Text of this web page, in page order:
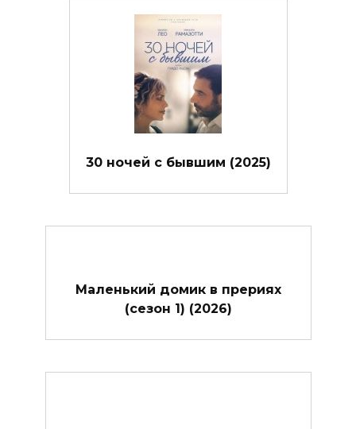
30 ночей с бывшим (2025)
Маленький домик в прериях
(сезон 1) (2026)